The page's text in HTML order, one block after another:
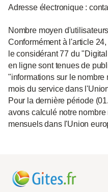
Adresse électronique :
Nombre moyen
Conformément à l'article
le considérant 77 du
en ligne sont tenues de
"informations sur le nombre
mois du service dans
Pour la dernière période
avons calculé notre
mensuels dans l'Union